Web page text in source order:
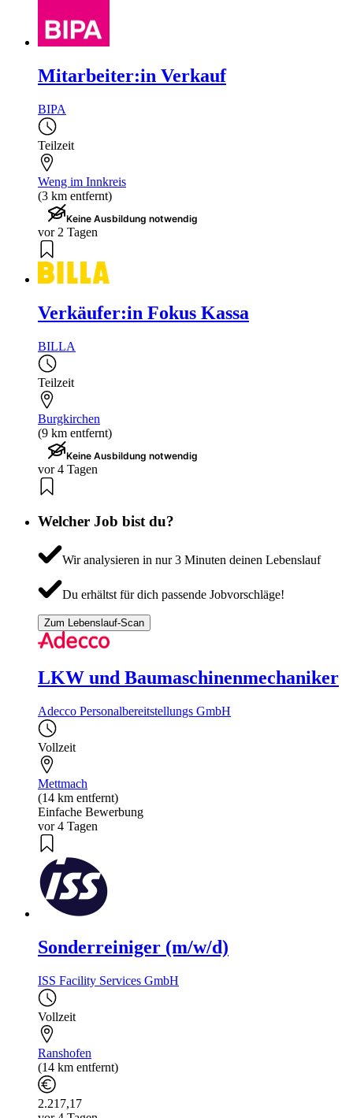
Mitarbeiter:in Verkauf
BIPA
Teilzeit
Weng im Innkreis
(3 km entfernt)
Keine Ausbildung notwendig
vor 2 Tagen
Verkäufer:in Fokus Kassa
BILLA
Teilzeit
Burgkirchen
(9 km entfernt)
Keine Ausbildung notwendig
vor 4 Tagen
Welcher Job bist du?
Wir analysieren in nur 3 Minuten deinen Lebenslauf
Du erhältst für dich passende Jobvorschläge!
Zum Lebenslauf-Scan
LKW und Baumaschinenmechaniker
Adecco Personalbereitstellungs GmbH
Vollzeit
Mettmach
(14 km entfernt)
Einfache Bewerbung
vor 4 Tagen
Sonderreiniger (m/w/d)
ISS Facility Services GmbH
Vollzeit
Ranshofen
(14 km entfernt)
2.217,17